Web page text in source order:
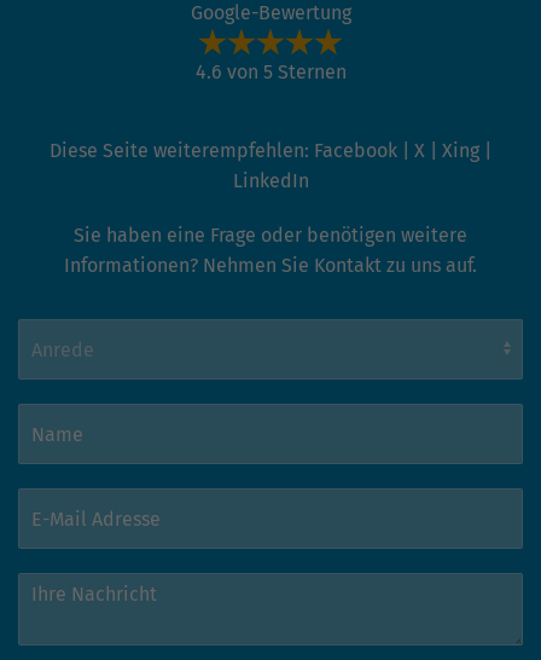
Google-Bewertung
4.6 von 5 Sternen
Diese Seite weiterempfehlen: Facebook X Xing
LinkedIn
Sie haben eine Frage oder benötigen weitere
Informationen? Nehmen Sie Kontakt zu uns auf.